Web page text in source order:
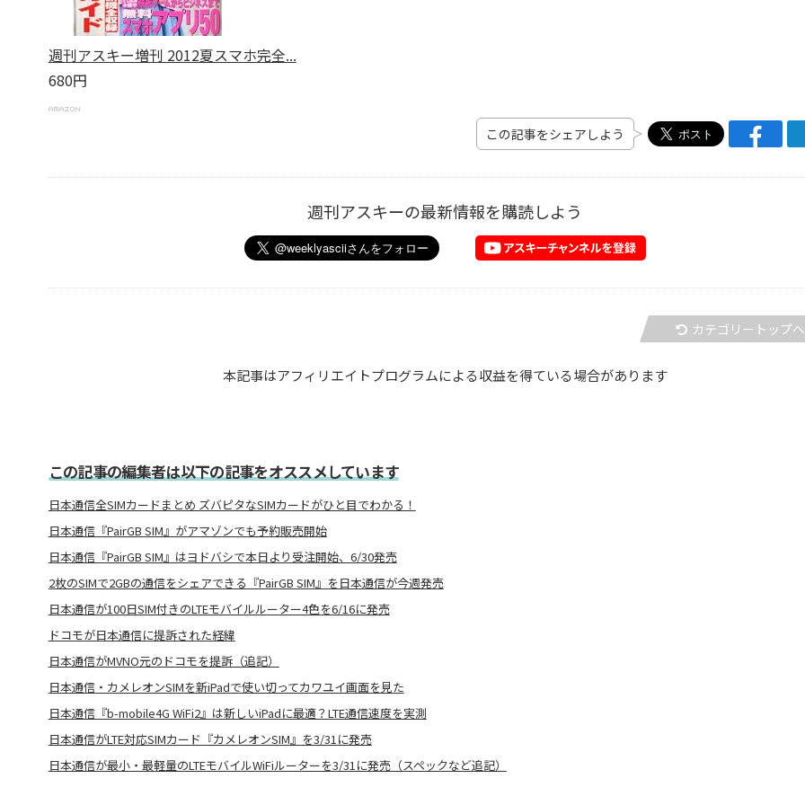
週刊アスキー増刊 2012夏スマホ完全...
680円
この記事をシェアしよう
週刊アスキーの最新情報を購読しよう
カテゴリートップへ
本記事はアフィリエイトプログラムによる収益を得ている場合があります
この記事の編集者は以下の記事をオススメしています
日本通信全SIMカードまとめ ズバピタなSIMカードがひと目でわかる！
日本通信『PairGB SIM』がアマゾンでも予約販売開始
日本通信『PairGB SIM』はヨドバシで本日より受注開始、6/30発売
2枚のSIMで2GBの通信をシェアできる『PairGB SIM』を日本通信が今週発売
日本通信が100日SIM付きのLTEモバイルルーター4色を6/16に発売
ドコモが日本通信に提訴された経緯
日本通信がMVNO元のドコモを提訴（追記）
日本通信・カメレオンSIMを新iPadで使い切ってカワユイ画面を見た
日本通信『b-mobile4G WiFi2』は新しいiPadに最適？LTE通信速度を実測
日本通信がLTE対応SIMカード『カメレオンSIM』を3/31に発売
日本通信が最小・最軽量のLTEモバイルWiFiルーターを3/31に発売（スペックなど追記）